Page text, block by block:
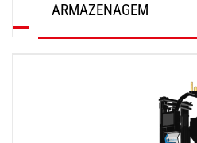
ARMAZENAGEM